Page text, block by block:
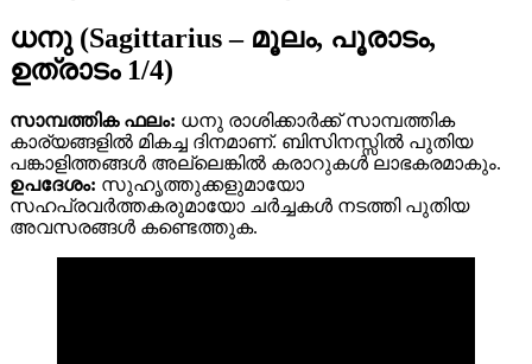
ധനു (Sagittarius – മൂലം, പൂരാടം,
ഉത്രാടം 1/4)
സാമ്പത്തിക ഫലം: ധനു രാശിക്കാർക്ക് സാമ്പത്തിക
കാര്യങ്ങളിൽ മികച്ച ദിനമാണ്. ബിസിനസ്സിൽ പുതിയ
പങ്കാളിത്തങ്ങൾ അല്ലെങ്കിൽ കരാറുകൾ ലാഭകരമാകും.
ഉപദേശം: സുഹൃത്തുക്കളുമായോ
സഹപ്രവർത്തകരുമായോ ചർച്ചകൾ നടത്തി പുതിയ
അവസരങ്ങൾ കണ്ടെത്തുക.